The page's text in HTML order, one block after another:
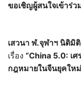
ขอเชิญผู้สนใจเข้าร่ว
เสวนา ฬ.จุฬาฯ นิติมิติ
เรื่อง “China 5.0: เศ
กฎหมายในจีนยุคให